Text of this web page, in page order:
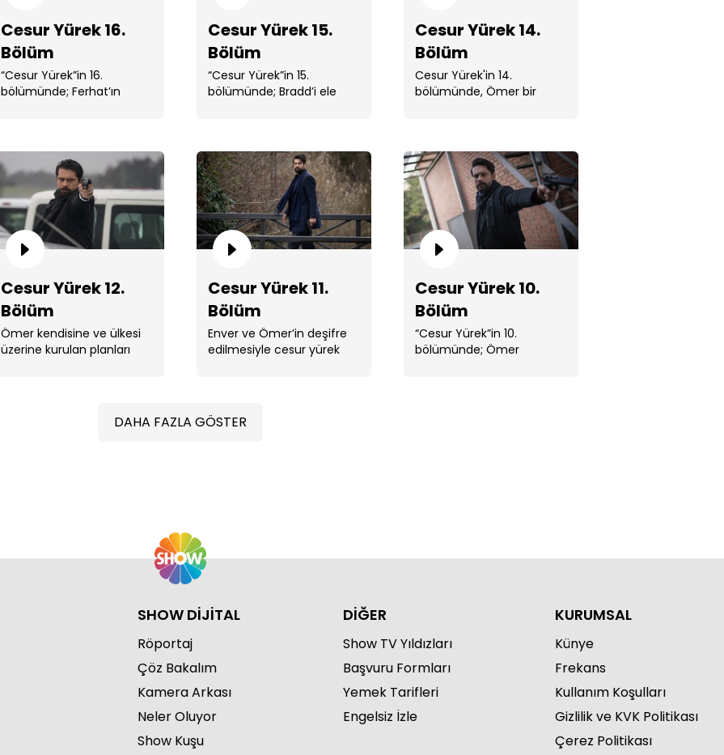
Cesur Yürek 16. Bölüm
Cesur Yürek 15. Bölüm
Cesur Yürek 16.
Bölüm
“Cesur Yürek”in 16.
bölümünde; Ferhat’ın
Cesur Yürek 15.
Bölüm
“Cesur Yürek”in 15.
bölümünde; Bradd’i ele
Cesur Yürek 14.
Bölüm
Cesur Yürek'in 14.
bölümünde, Ömer bir
Cesur Yürek 12.
Bölüm
Ömer kendisine ve ülkesi
üzerine kurulan planları
Cesur Yürek 11.
Bölüm
Enver ve Ömer’in deşifre
edilmesiyle cesur yürek
Cesur Yürek 10.
Bölüm
“Cesur Yürek”in 10.
bölümünde; Ömer
DAHA FAZLA GÖSTER
SHOW DİJİTAL
Röportaj
Çöz Bakalım
Kamera Arkası
Neler Oluyor
Show Kuşu
DİĞER
Show TV Yıldızları
Başvuru Formları
Yemek Tarifleri
Engelsiz İzle
KURUMSAL
Künye
Frekans
Kullanım Koşulları
Gizlilik ve KVK Politikası
Çerez Politikası